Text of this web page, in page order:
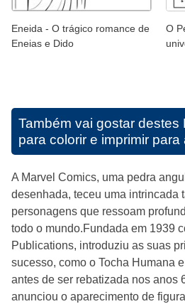
Eneida - O trágico romance de
Eneias e Dido
O
Também vai gostar destes
para colorir e imprimir para
A Marvel Comics, uma pedra
desenhada, teceu uma intrincada
personagens que ressoam
todo o mundo.Fundada em 1939
Publications, introduziu as suas
sucesso, como o Tocha Humana
antes de ser rebatizada nos anos
anunciou o aparecimento de